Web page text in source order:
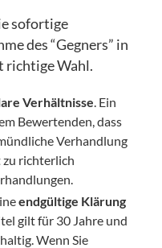
sofortige
des “Gegners” in
richtige Wahl.
Verhältnisse . Ein
Bewertenden, dass
Verhandlung
zu richterlich
endgültige Klärung
gilt für 30 Jahre und
Wenn Sie